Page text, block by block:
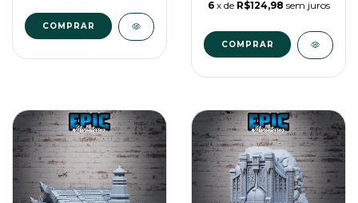
COMPRAR
6 x de R$124,98 sem juros